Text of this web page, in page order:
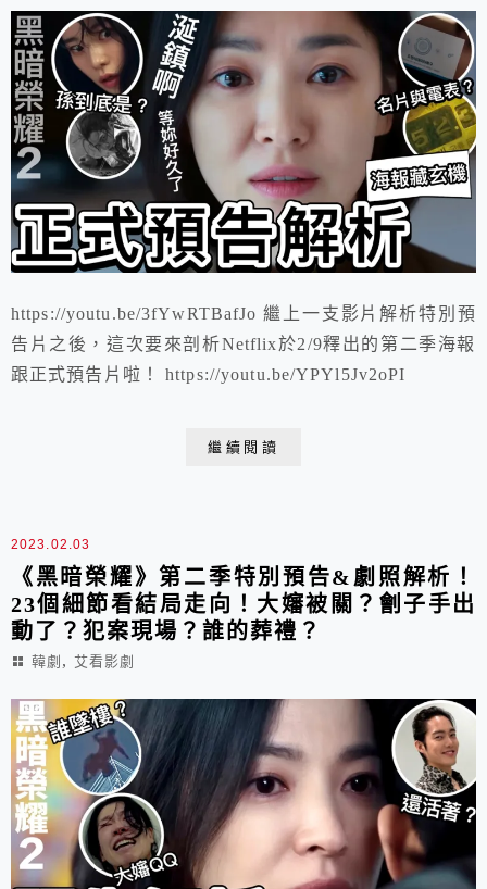
https://youtu.be/3fYwRTBafJo 繼上一支影片解析特別預
告片之後，這次要來剖析Netflix於2/9釋出的第二季海報
跟正式預告片啦！ https://youtu.be/YPYl5Jv2oPI
繼續閱讀
2023.02.03
《黑暗榮耀》第二季特別預告&劇照解析！
23個細節看結局走向！大嬸被關？劊子手出
動了？犯案現場？誰的葬禮？
韓劇 , 艾看影劇